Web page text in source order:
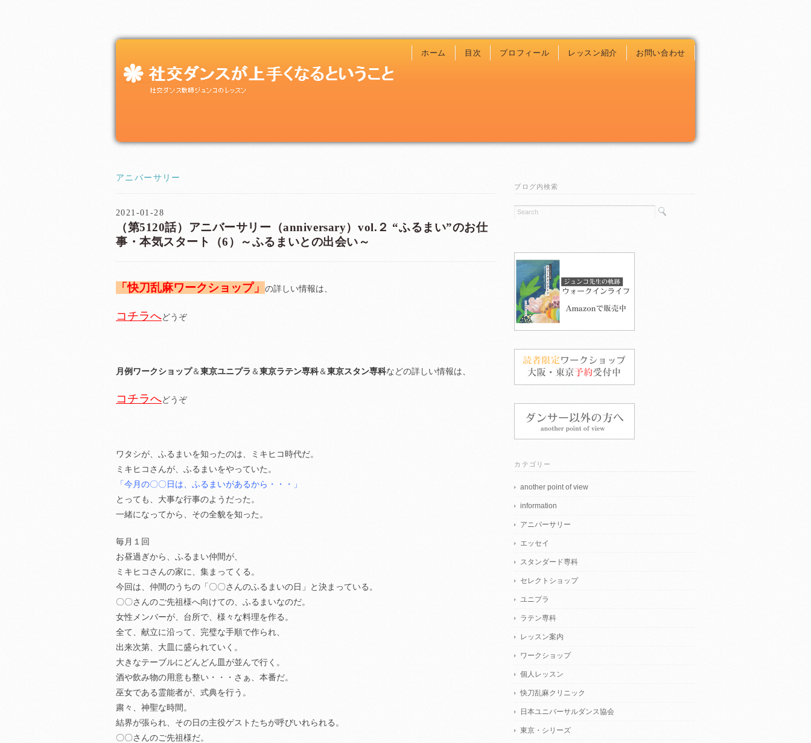
ホーム 目次 プロフィール レッスン紹介 お問い合わせ
アニバーサリー
2021-01-28
（第5120話）アニバーサリー（anniversary）vol.２ “ふるまい”のお仕
事・本気スタート（6）～ふるまいとの出会い～
「快刀乱麻ワークショップ」 の詳しい情報は、
コチラへどうぞ
月例ワークショップ＆東京ユニプラ ＆東京ラテン専科＆東京スタン専科などの詳しい情報は、
コチラへどうぞ
ワタシが、ふるまいを知ったのは、ミキヒコ時代だ。
ミキヒコさんが、ふるまいをやっていた。
「今月の〇〇日は、ふるまいがあるから・・・」
とっても、大事な行事のようだった。
一緒になってから、その全貌を知った。
毎月１回
お昼過ぎから、ふるまい仲間が、
ミキヒコさんの家に、集まってくる。
今回は、仲間のうちの「〇〇さんのふるまいの日」と決まっている。
〇〇さんのご先祖様へ向けての、ふるまいなのだ。
女性メンバーが、台所で、様々な料理を作る。
全て、献立に沿って、完璧な手順で作られ、
出来次第、大皿に盛られていく。
大きなテーブルにどんどん皿が並んで行く。
酒や飲み物の用意も整い・・・さぁ、本番だ。
巫女である霊能者が、式典を行う。
粛々、神聖な時間。
結界が張られ、その日の主役ゲストたちが呼びいれられる。
〇〇さんのご先祖様だ。
ブログ内検索
カテゴリー
another point of view
information
アニバーサリー
エッセイ
スタンダード専科
セレクトショップ
ユニプラ
ラテン専科
レッスン案内
ワークショップ
個人レッスン
快刀乱麻クリニック
日本ユニバーサルダンス協会
東京・シリーズ